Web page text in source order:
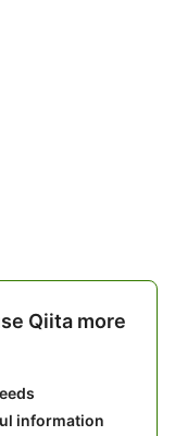
Qiita more
information